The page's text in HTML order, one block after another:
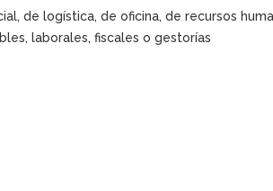
de logística, de oficina, de recursos
laborales, fiscales o gestorías